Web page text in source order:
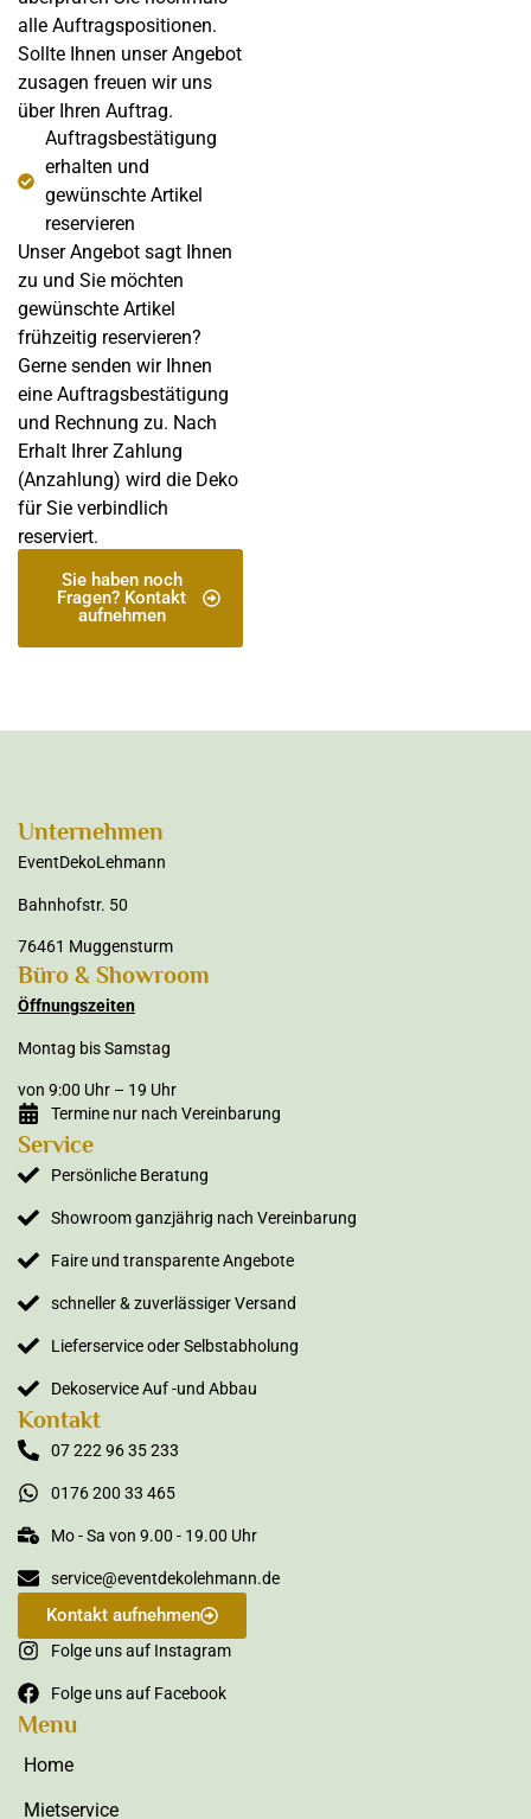
alle Auftragspositionen.
Sollte Ihnen unser Angebot
zusagen freuen wir uns
über Ihren Auftrag.
Auftragsbestätigung
erhalten und
gewünschte Artikel
reservieren
Unser Angebot sagt Ihnen
zu und Sie möchten
gewünschte Artikel
frühzeitig reservieren?
Gerne senden wir Ihnen
eine Auftragsbestätigung
und Rechnung zu. Nach
Erhalt Ihrer Zahlung
(Anzahlung) wird die Deko
für Sie verbindlich
reserviert.
Sie haben noch
Fragen? Kontakt
aufnehmen
Unternehmen
EventDekoLehmann
Bahnhofstr. 50
76461 Muggensturm
Büro & Showroom
Öffnungszeiten
Montag bis Samstag
von 9:00 Uhr – 19 Uhr
Termine nur nach Vereinbarung
Service
Persönliche Beratung
Showroom ganzjährig nach Vereinbarung
Faire und transparente Angebote
schneller & zuverlässiger Versand
Lieferservice oder Selbstabholung
Dekoservice Auf -und Abbau
Kontakt
07 222 96 35 233
0176 200 33 465
Mo - Sa von 9.00 - 19.00 Uhr
service@eventdekolehmann.de
Kontakt aufnehmen
Folge uns auf Instagram
Folge uns auf Facebook
Menu
Home
Mietservice